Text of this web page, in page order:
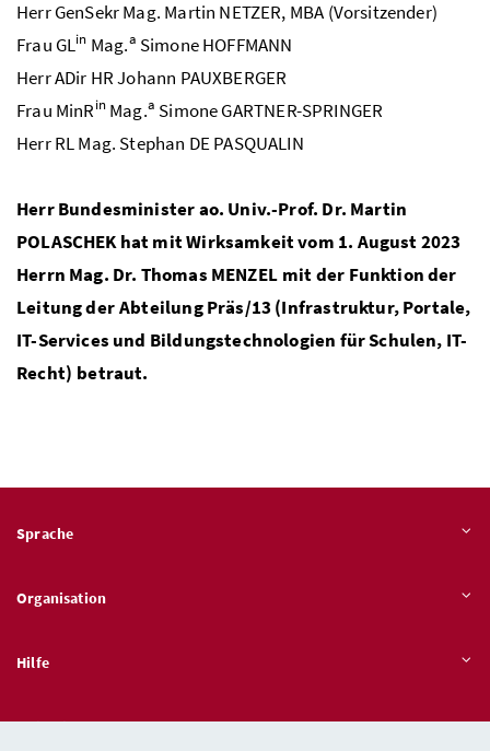
HerrGenSekr Mag. Martin NETZER, MBA (Vorsitzender)
Frau GLin Mag.a Simone HOFFMANN
HerrADir HRJohann PAUXBERGER
Frau MinRinMag.a Simone GARTNER-SPRINGER
HerrRL Mag. Stephan DE PASQUALIN
Herr Bundesministerao. Univ.-Prof. Dr. Martin
POLASCHEK hat mit Wirksamkeit vom 1. August 2023
Herrn Mag. Dr. Thomas MENZEL mit der Funktion der
Leitung der Abteilung Präs/13 (Infrastruktur, Portale,
IT-Services und Bildungstechnologien für Schulen, IT-
Recht) betraut.
Sprache
Organisation
Hilfe
Quicklinks